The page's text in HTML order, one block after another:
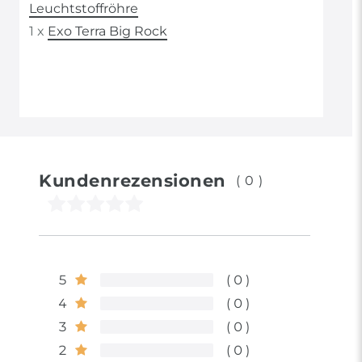
Leuchtstoffröhre
1 x Exo Terra Big Rock
Kundenrezensionen (0)
5
0
4
0
3
0
2
0